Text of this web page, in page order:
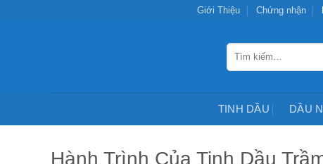
Giới Thiệu Chứng nhận
Tìm
kiếm:
TINH DẦU DẦU
Hành Trình Của Tinh Dầu